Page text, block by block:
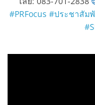
#PRFocus #ประชาสัม